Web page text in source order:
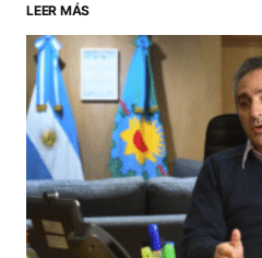
ENVIAR COMENTARIO
LEER MÁS